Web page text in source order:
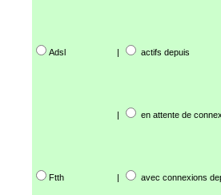
Adsl | actifs depuis
| en attente de
Ftth | avec connexions